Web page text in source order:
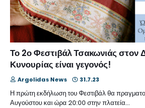
Το 2ο Φεστιβάλ Τσακωνιάς στον
Κυνουρίας είναι γεγονός!
Argolidas News 31.7.23
Η πρώτη εκδήλωση του Φεστιβάλ θα
Αυγούστου και ώρα 20:00 στην πλατεία…